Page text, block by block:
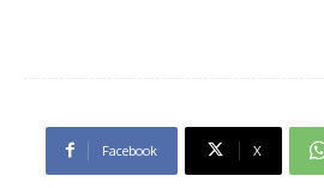
Facebook X